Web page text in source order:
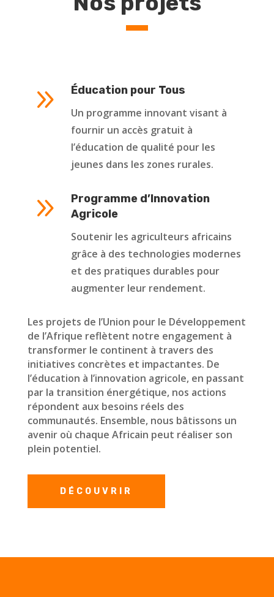
9
Éducation pour Tous
Un programme innovant visant à
fournir un accès gratuit à
l’éducation de qualité pour les
jeunes dans les zones rurales.
9
Programme d’Innovation
Agricole
Soutenir les agriculteurs africains
grâce à des technologies modernes
et des pratiques durables pour
augmenter leur rendement.
Les projets de l’Union pour le Développement
de l’Afrique reflètent notre engagement à
transformer le continent à travers des
initiatives concrètes et impactantes. De
l’éducation à l’innovation agricole, en passant
par la transition énergétique, nos actions
répondent aux besoins réels des
communautés. Ensemble, nous bâtissons un
avenir où chaque Africain peut réaliser son
plein potentiel.
DÉCOUVRIR